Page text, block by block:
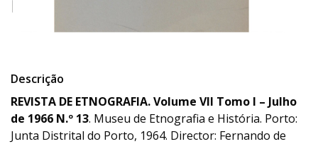
Descrição
REVISTA DE ETNOGRAFIA. Volume VII Tomo I – Julho
de 1966 N.º 13. Museu de Etnografia e História. Porto:
Junta Distrital do Porto, 1964. Director: Fernando de